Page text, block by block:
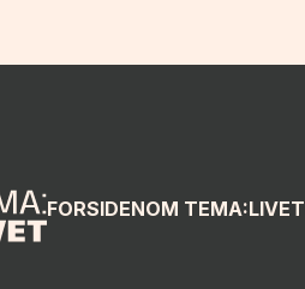
FORSIDENOM TEMA:LIVET